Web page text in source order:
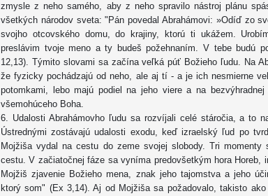
zmysle z neho samého, aby z neho spravilo nástroj plánu
všetkých národov sveta: "Pán povedal Abrahámovi: »Odíď zo
svojho otcovského domu, do krajiny, ktorú ti ukážem.
preslávim tvoje meno a ty budeš požehnaním. V tebe budú
12,13). Týmito slovami sa začína veľká púť Božieho ľudu. Na
že fyzicky pochádzajú od neho, ale aj tí - a je ich nesmierne
potomkami, lebo majú podiel na jeho viere a na
všemohúceho Boha.
6. Udalosti Abrahámovho ľudu sa rozvíjali celé stáročia, a to
Ústrednými zostávajú udalosti exodu, keď izraelský ľud po
Mojžiša vydal na cestu do zeme svojej slobody. Tri momenty
cestu. V začiatočnej fáze sa vyníma predovšetkým hora Horeb,
Mojžiš zjavenie Božieho mena, znak jeho tajomstva a jeho
ktorý som" (Ex 3,14). Aj od Mojžiša sa požadovalo, takisto